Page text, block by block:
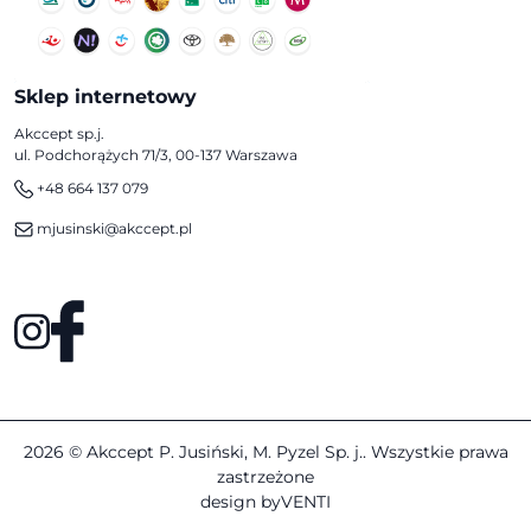
Sklep internetowy
Akccept sp.j.
ul. Podchorążych 71/3, 00-137 Warszawa
+48 664 137 079
mjusinski@akccept.pl
2026 © Akccept P. Jusiński, M. Pyzel Sp. j.. Wszystkie prawa
zastrzeżone
design byVENTI